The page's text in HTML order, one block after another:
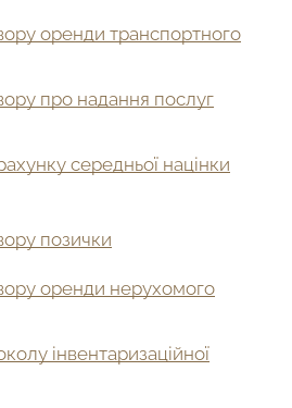
оренди транспортного
про надання послуг
середньої націнки
позички
оренди нерухомого
інвентаризаційної